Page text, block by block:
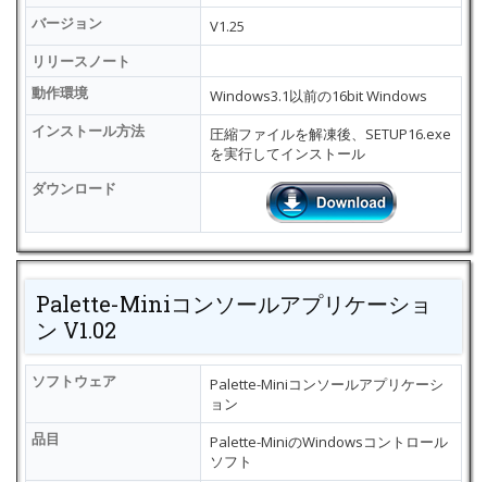
バージョン
V1.25
リリースノート
動作環境
Windows3.1以前の16bit Windows
インストール方法
圧縮ファイルを解凍後、SETUP16.exe
を実行してインストール
ダウンロード
Palette-Miniコンソールアプリケーショ
ン V1.02
ソフトウェア
Palette-Miniコンソールアプリケーシ
ョン
品目
Palette-MiniのWindowsコントロール
ソフト